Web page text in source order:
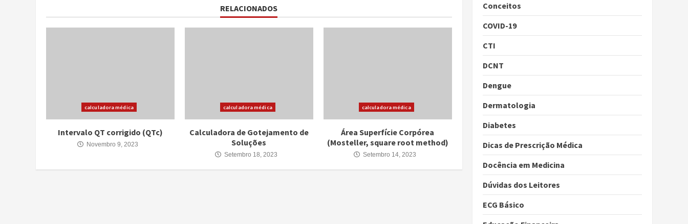
RELACIONADOS
calculadora médica
Intervalo QT corrigido (QTc)
Novembro 9, 2023
calculadora médica
Calculadora de Gotejamento de
Soluções
Setembro 18, 2023
calculadora médica
Área Superfície Corpórea
(Mosteller, square root method)
Setembro 14, 2023
Conceitos
COVID-19
CTI
DCNT
Dengue
Dermatologia
Diabetes
Dicas de Prescrição Médica
Docência em Medicina
Dúvidas dos Leitores
ECG Básico